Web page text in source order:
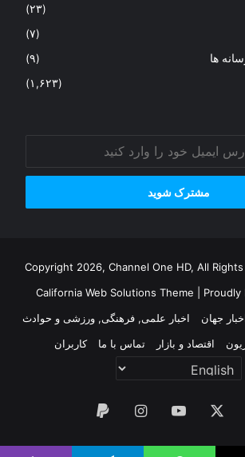
(۲۳)
(۷)
ها
(۹)
(۱,۶۲۳)
California Web Solutions Theme |
جهان
اخبار علمی, فرهنگی, ورزشی و حوادث
اقتصاد و بازار تماس با ما کاربران
فیس یوتیوب اینستاگرام